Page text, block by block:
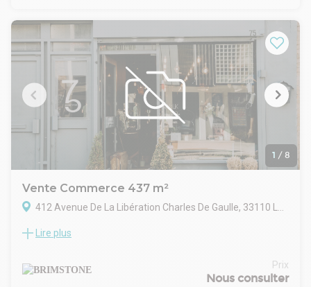
affaire de restauration rapide. Locaux aux normes ERP,
dotés d'une extraction.
Baux commerciaux 3/6/9 de 2022 et 2025, pas d'impayés ni
Loyers mensuels de 1 650 et 1800 euros HT, charges de
copropriété et taxe foncière refacturées aux locataires.
Prix de vente 600 000 euros, honoraires 5% HT à la charge de
l'acquéreur.
1 / 8
Vente Commerce 437 m²
412 Avenue De La Libération Charles De Gaulle, 33110 Le Bouscat
Situées en rez-de-chaussée de la nouvelle résidence CEIBA,
cellules commerciales à la location ou à l'acquisition,
bénéficiant d'une visibilité optimale.
Lire plus
Prix
Nous consulter